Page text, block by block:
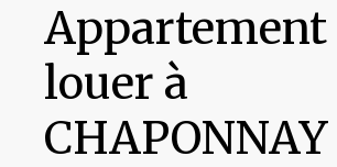
Appartement
louer à
CHAPONNAY